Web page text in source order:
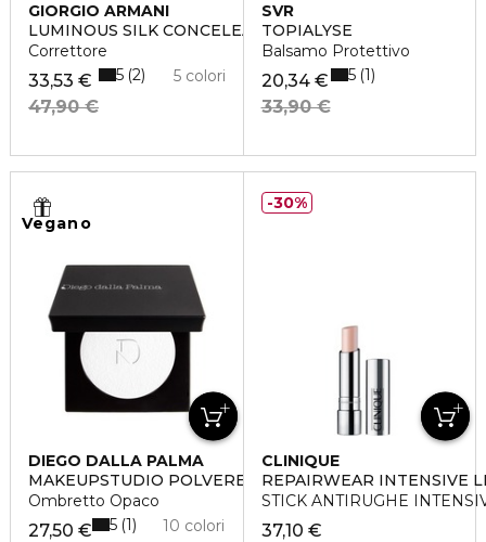
GIORGIO ARMANI
LUMINOUS SILK CONCELEAR
Correttore
33,53 €
47,90 €
5 colori
5 2
SVR
TOPIALYSE
Balsamo Protettivo
20,34 €
33,90 €
5 1
Vegano
DIEGO DALLA PALMA
MAKEUPSTUDIO POLVERE COMPATTA PER OCCHI
Ombretto Opaco
27,50 € 10 colori
5 1
CLINIQUE
REPAIRWEAR INTENSIVE
STICK ANTIRUGHE
37,10 €
30%